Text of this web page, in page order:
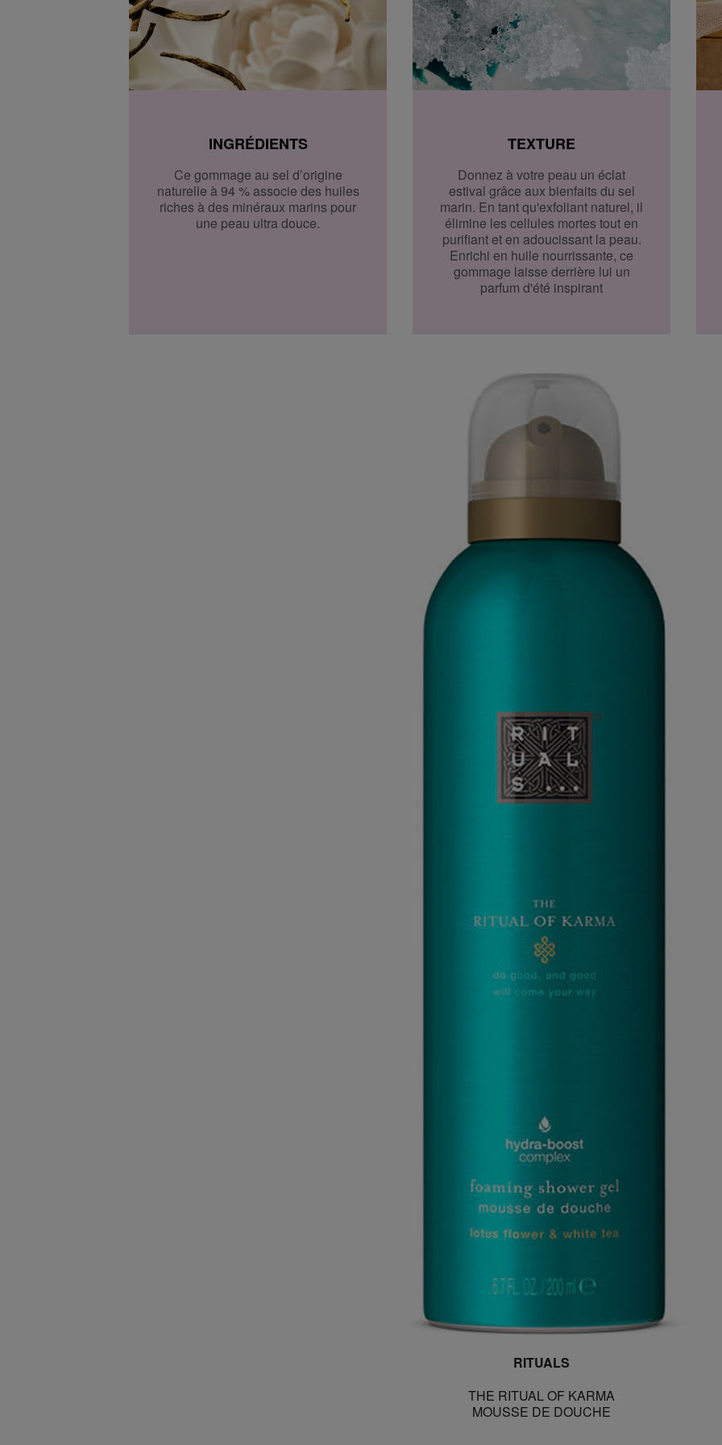
Dès que votre colis est prêt, vous recevrez un email. Vous pouvez le récupérer
sur présentation du code track & trace.
Accédez à plus d’informations et à la FAQ sur la livraison.
Après réception de votre commande, vous disposez de 14 jours pour la retourner
(partiellement) ou l'annuler. Après l'annulation, vous disposez d'un délai
commande, vous pouvez nous contacter ou utiliserle formulaire de retour.
Échange ou retour en magasin
ous pouvez également retourner ou échanger le produit dans un magasin près de
chez vous. Vous n’avez pas besoin de remplir un formulaire de retour pour cela.
INGRÉDIENTS
Ce gommage au sel d’origine
naturelle à 94 % associe des huiles
riches à des minéraux marins pour
une peau ultra douce.
TEXTURE
Donnez à votre peau un éclat
estival grâce aux bienfaits du sel
marin. En tant qu'exfoliant naturel, il
élimine les cellules mortes tout en
purifiant et en adoucissant la peau.
Enrichi en huile nourrissante, ce
gommage laisse derrière lui un
parfum d'été inspirant
RITUALS
THE RITUAL OF KARMA
MOUSSE DE DOUCHE